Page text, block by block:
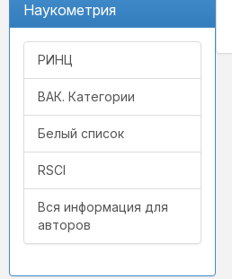
Наукометрия
РИНЦ
ВАК. Категории
Белый список
RSCI
Вся информация для
авторов